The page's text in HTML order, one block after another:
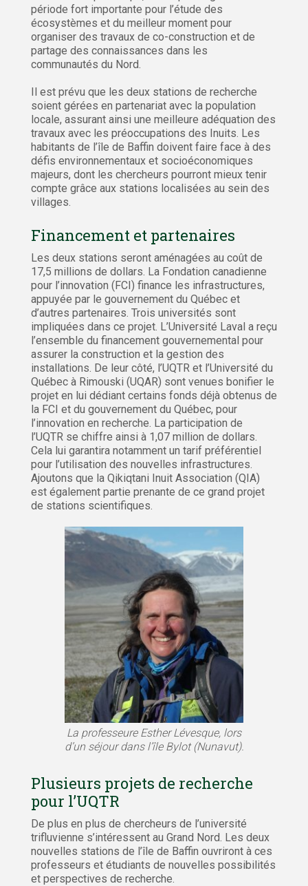
période fort importante pour l’étude des
écosystèmes et du meilleur moment pour
organiser des travaux de co-construction et de
partage des connaissances dans les
communautés du Nord.
Il est prévu que les deux stations de recherche
soient gérées en partenariat avec la population
locale, assurant ainsi une meilleure adéquation des
travaux avec les préoccupations des Inuits. Les
habitants de l’île de Baffin doivent faire face à des
défis environnementaux et socioéconomiques
majeurs, dont les chercheurs pourront mieux tenir
compte grâce aux stations localisées au sein des
villages.
Financement et partenaires
Les deux stations seront aménagées au coût de
17,5 millions de dollars. La Fondation canadienne
pour l’innovation (FCI) finance les infrastructures,
appuyée par le gouvernement du Québec et
d’autres partenaires. Trois universités sont
impliquées dans ce projet. L’Université Laval a reçu
l’ensemble du financement gouvernemental pour
assurer la construction et la gestion des
installations. De leur côté, l’UQTR et l’Université du
Québec à Rimouski (UQAR) sont venues bonifier le
projet en lui dédiant certains fonds déjà obtenus de
la FCI et du gouvernement du Québec, pour
l’innovation en recherche. La participation de
l’UQTR se chiffre ainsi à 1,07 million de dollars.
Cela lui garantira notamment un tarif préférentiel
pour l’utilisation des nouvelles infrastructures.
Ajoutons que la Qikiqtani Inuit Association (QIA)
est également partie prenante de ce grand projet
de stations scientifiques.
La professeure Esther Lévesque, lors
d’un séjour dans l’île Bylot (Nunavut).
Plusieurs projets de recherche
pour l’UQTR
De plus en plus de chercheurs de l’université
trifluvienne s’intéressent au Grand Nord. Les deux
nouvelles stations de l’île de Baffin ouvriront à ces
professeurs et étudiants de nouvelles possibilités
et perspectives de recherche.